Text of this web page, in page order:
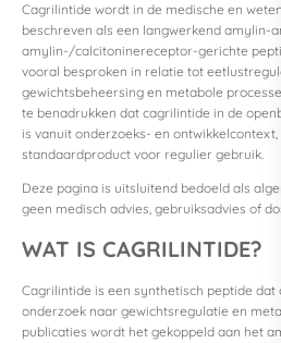
Cagrilintide wordt in de medische en
beschreven als een langwerkend amylin-
amylin-/calcitoninereceptor-gerichte
vooral besproken in relatie tot
gewichtsbeheersing en metabole
te benadrukken dat cagrilintide in de
is vanuit onderzoeks- en ontwikkelcontext,
standaardproduct voor regulier gebruik.
Deze pagina is uitsluitend bedoeld als
geen medisch advies, gebruiksadvies of
WAT IS CAGRILINTIDE?
Cagrilintide is een synthetisch peptide dat
onderzoek naar gewichtsregulatie en
publicaties wordt het gekoppeld aan het